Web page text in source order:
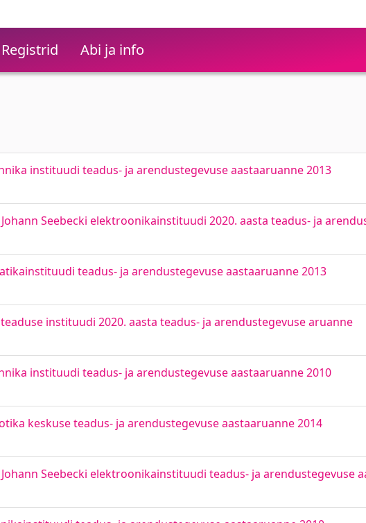
Registrid Abi ja info
instituudi teadus- ja arendustegevuse aastaaruanne 2013
Seebecki elektroonikainstituudi 2020. aasta teadus- ja
teadus- ja arendustegevuse aastaaruanne 2013
instituudi 2020. aasta teadus- ja arendustegevuse aruanne
instituudi teadus- ja arendustegevuse aastaaruanne 2010
keskuse teadus- ja arendustegevuse aastaaruanne 2014
Seebecki elektroonikainstituudi teadus- ja arendustegevuse